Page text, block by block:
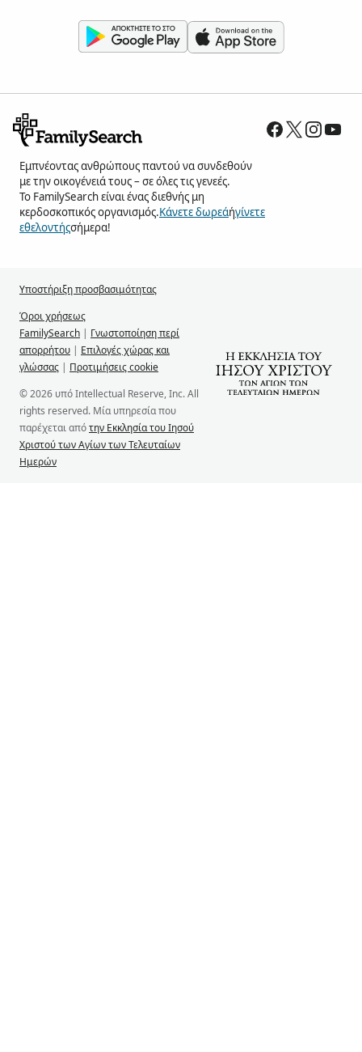
Εμπνέοντας ανθρώπους παντού να συνδεθούν
με την οικογένειά τους – σε όλες τις γενεές.
Το FamilySearch είναι ένας διεθνής μη
κερδοσκοπικός οργανισμός.Κάνετε δωρεάήγίνετε
εθελοντήςσήμερα!
Υποστήριξη προσβασιμότητας
Όροι χρήσεως
FamilySearch | Γνωστοποίηση περί
απορρήτου | Επιλογές χώρας και
γλώσσας | Προτιμήσεις cookie
© 2026 υπό Intellectual Reserve, Inc. All
rights reserved. Μία υπηρεσία που
παρέχεται απότην Εκκλησία του Ιησού
Χριστού των Αγίων των Τελευταίων
Ημερών